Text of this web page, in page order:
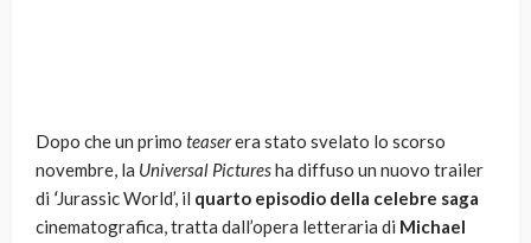
Dopo che un primo teaserera stato svelato lo scorso
novembre, la Universal Picturesha diffuso un nuovo trailer
di ‘Jurassic World’, il quarto episodio della celebre saga
cinematografica, tratta dall’opera letteraria di Michael